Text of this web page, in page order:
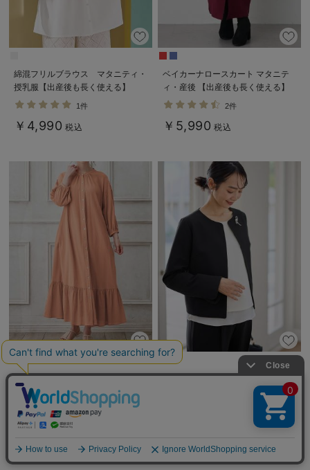
綿混フリルブラウス マタニティ・
授乳服【出産後も長く使える】
1件
￥4,990 税込
ベイカーナロースカート マタニテ
ィ・産後 【出産後も長く使える】
2件
￥5,990 税込
2WAY裾ティア―ド楊柳ワンピース
（ペチコート付） マタニティ・授
乳服【出産後も長く使える】
1件
￥7,990税込
ノーカラージャケット マタニテ
ィ・産後授乳服【出産後も長く使え